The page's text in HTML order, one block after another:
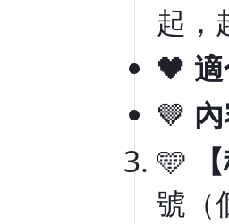
起，
🖤
🤎
🩵
號（